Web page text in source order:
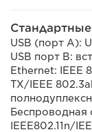
USB (порт A):
USB порт B:
Ethernet: IEEE
TX/IEEE
Беспроводная
IEEE802.11n/